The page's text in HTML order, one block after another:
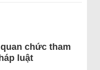
chức tham
luật